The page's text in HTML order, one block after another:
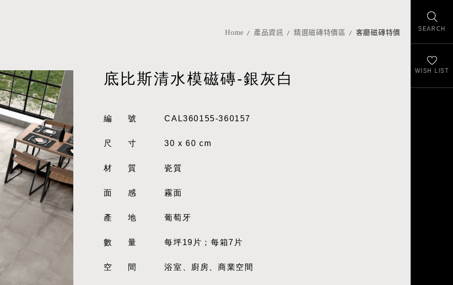
SEARCH
WISH LIST
Home 產品資訊 精選磁磚特價區 客廳磁磚特價
底比斯清水模磁磚-銀灰白
編號 CAL360155-360157
尺寸 30 x 60 cm
材質 瓷質
面感 霧面
產地 葡萄牙
數量 每坪19片；每箱7片
空間 浴室、廚房、商業空間